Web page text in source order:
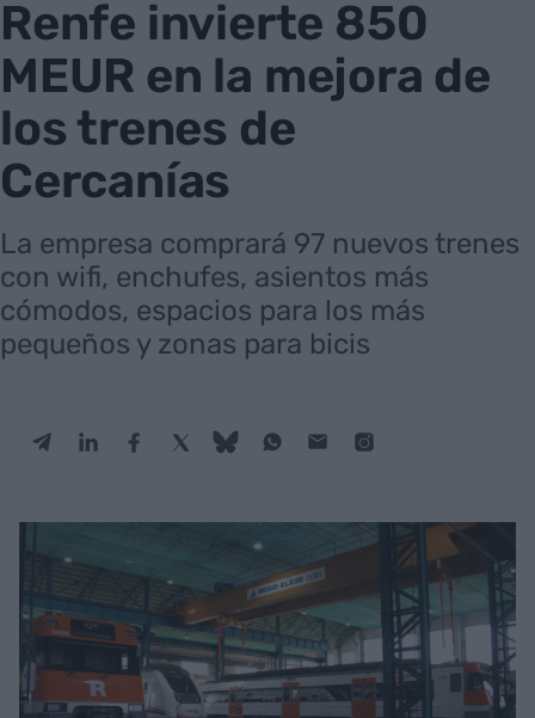
Renfe invierte 850
MEUR en la mejora de
los trenes de
Cercanías
La empresa comprará 97 nuevos trenes
con wifi, enchufes, asientos más
cómodos, espacios para los más
pequeños y zonas para bicis